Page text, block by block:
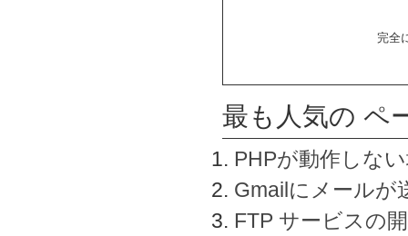
完全
最も人気の ペ
PHPが動作しな
Gmailにメールが
FTP サービスの